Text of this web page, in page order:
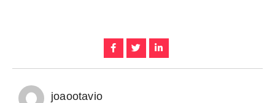
joaootavio